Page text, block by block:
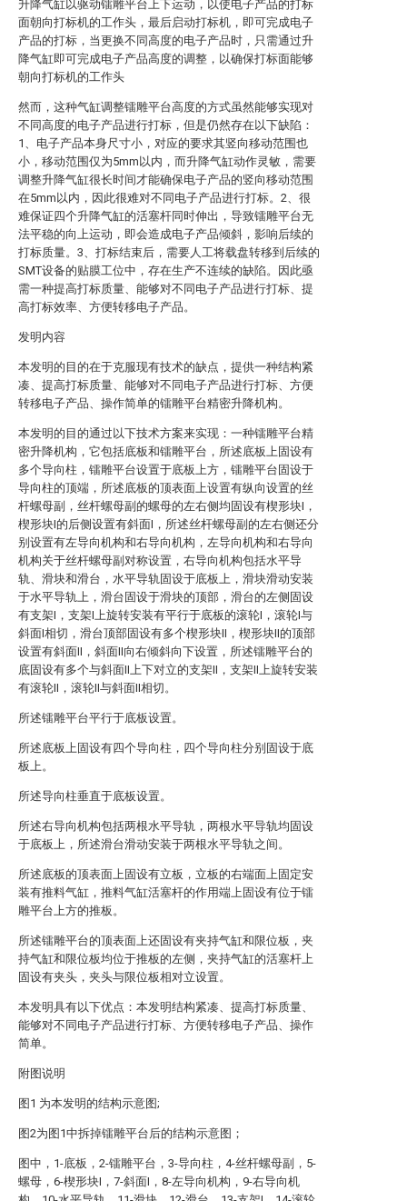
升降气缸以驱动镭雕平台上下运动，以使电子产品的打标
面朝向打标机的工作头，最后启动打标机，即可完成电子
产品的打标，当更换不同高度的电子产品时，只需通过升
降气缸即可完成电子产品高度的调整，以确保打标面能够
朝向打标机的工作头
然而，这种气缸调整镭雕平台高度的方式虽然能够实现对
不同高度的电子产品进行打标，但是仍然存在以下缺陷：
1、电子产品本身尺寸小，对应的要求其竖向移动范围也
小，移动范围仅为5mm以内，而升降气缸动作灵敏，需要
调整升降气缸很长时间才能确保电子产品的竖向移动范围
在5mm以内，因此很难对不同电子产品进行打标。2、很
难保证四个升降气缸的活塞杆同时伸出，导致镭雕平台无
法平稳的向上运动，即会造成电子产品倾斜，影响后续的
打标质量。3、打标结束后，需要人工将载盘转移到后续的
SMT设备的贴膜工位中，存在生产不连续的缺陷。因此亟
需一种提高打标质量、能够对不同电子产品进行打标、提
高打标效率、方便转移电子产品。
发明内容
本发明的目的在于克服现有技术的缺点，提供一种结构紧
凑、提高打标质量、能够对不同电子产品进行打标、方便
转移电子产品、操作简单的镭雕平台精密升降机构。
本发明的目的通过以下技术方案来实现：一种镭雕平台精
密升降机构，它包括底板和镭雕平台，所述底板上固设有
多个导向柱，镭雕平台设置于底板上方，镭雕平台固设于
导向柱的顶端，所述底板的顶表面上设置有纵向设置的丝
杆螺母副，丝杆螺母副的螺母的左右侧均固设有楔形块I，
楔形块I的后侧设置有斜面I，所述丝杆螺母副的左右侧还分
别设置有左导向机构和右导向机构，左导向机构和右导向
机构关于丝杆螺母副对称设置，右导向机构包括水平导
轨、滑块和滑台，水平导轨固设于底板上，滑块滑动安装
于水平导轨上，滑台固设于滑块的顶部，滑台的左侧固设
有支架I，支架I上旋转安装有平行于底板的滚轮I，滚轮I与
斜面I相切，滑台顶部固设有多个楔形块II，楔形块II的顶部
设置有斜面II，斜面II向右倾斜向下设置，所述镭雕平台的
底固设有多个与斜面II上下对立的支架II，支架II上旋转安装
有滚轮II，滚轮II与斜面II相切。
所述镭雕平台平行于底板设置。
所述底板上固设有四个导向柱，四个导向柱分别固设于底
板上。
所述导向柱垂直于底板设置。
所述右导向机构包括两根水平导轨，两根水平导轨均固设
于底板上，所述滑台滑动安装于两根水平导轨之间。
所述底板的顶表面上固设有立板，立板的右端面上固定安
装有推料气缸，推料气缸活塞杆的作用端上固设有位于镭
雕平台上方的推板。
所述镭雕平台的顶表面上还固设有夹持气缸和限位板，夹
持气缸和限位板均位于推板的左侧，夹持气缸的活塞杆上
固设有夹头，夹头与限位板相对立设置。
本发明具有以下优点：本发明结构紧凑、提高打标质量、
能够对不同电子产品进行打标、方便转移电子产品、操作
简单。
附图说明
图1 为本发明的结构示意图;
图2为图1中拆掉镭雕平台后的结构示意图；
图中，1-底板，2-镭雕平台，3-导向柱，4-丝杆螺母副，5-
螺母，6-楔形块I，7-斜面I，8-左导向机构，9-右导向机